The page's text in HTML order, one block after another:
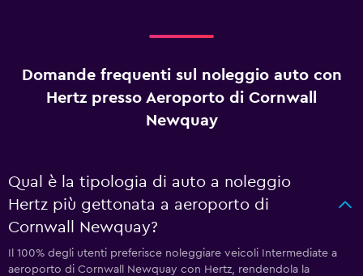
Domande frequenti sul noleggio auto con
Hertz presso Aeroporto di Cornwall
Newquay
Qual è la tipologia di auto a noleggio
Hertz più gettonata a aeroporto di
Cornwall Newquay?
Il 100% degli utenti preferisce noleggiare veicoli Intermediate a
aeroporto di Cornwall Newquay con Hertz, rendendola la